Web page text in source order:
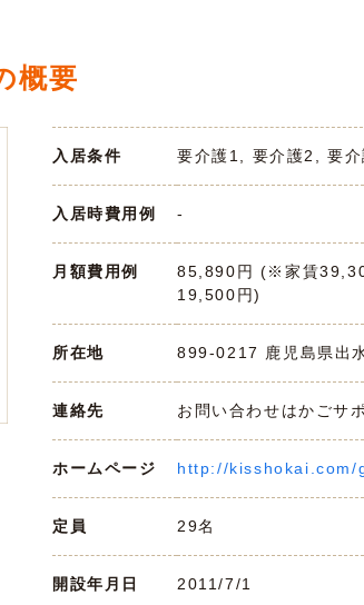
概要
入居条件 要介護1, 要介護2, 要
入居時費用例 -
月額費用例
85,890円 (※家賃
19,500円)
所在地 899-0217 鹿児島県出
連絡先 お問い合わせはかご
ホームページ http://kisshokai.com/
定員 29名
開設年月日 2011/7/1